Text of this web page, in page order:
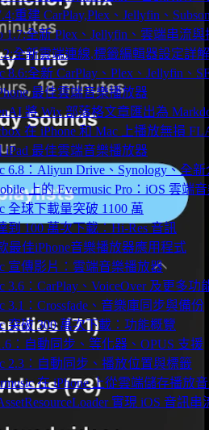
重建 CarPlay,Plex、Jellyfin、
1.7:全新 Plex、Jellyfin、雲端串流
全新雲端連線,標籤編輯器設定詳解
8.6:全新 CarPlay、Plex、Jellyfin、
最佳雲端音樂播放器
將 Wix 部落格文章匯出為
在 iPhone 和 Mac 上播放無損
iPad 最佳雲端音樂播放器
6.8：Aliyun Drive、Synology、全
上的 Evermusic Pro：iOS 雲端
全球下載量突破 1100 萬
到 100 萬次下載：Hi-Res 音訊
最佳iPhone音樂播放器應用程式
宣傳影片：雲端音樂播放器
3.6：CarPlay、VoiceOver 及更多功
3.1：Crossfade、音樂庫同步與備份
突破 300 萬次下載：功能概覽
：自動同步、等化器、OPUS 支援
2.3：自動同步、播放位置與標籤
在 iPhone 上從雲端儲存播放
實現 iOS 音訊串